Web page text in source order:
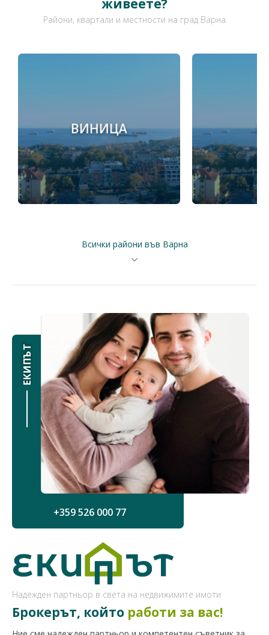
живеете?
Райони, квартали и местности на град Варна
ВИНИЦА
Всички райони във Варна
ЕКИПЪТ
+359 526 000 77
Надежден партньор в света на недвижимите имоти
Брокерът, който работи за вас!